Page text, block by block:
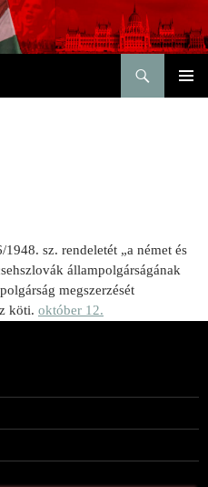
sz. rendeletét „a német és
állampolgárságának
megszerzését
köti. október 12.